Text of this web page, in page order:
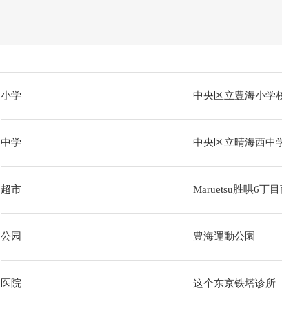
小学 中央区立豊海小学
中学 中央区立晴海西中
超市 Maruetsu胜哄6丁
公园 豊海運動公園
医院 这个东京铁塔诊所